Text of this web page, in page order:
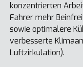
konzentrierten
Fahrer mehr
sowie optimalere
verbesserte
Luftzirkulation).